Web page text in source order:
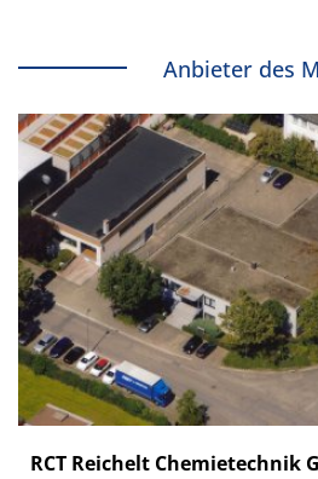
Anbieter des
RCT Reichelt Chemietechnik